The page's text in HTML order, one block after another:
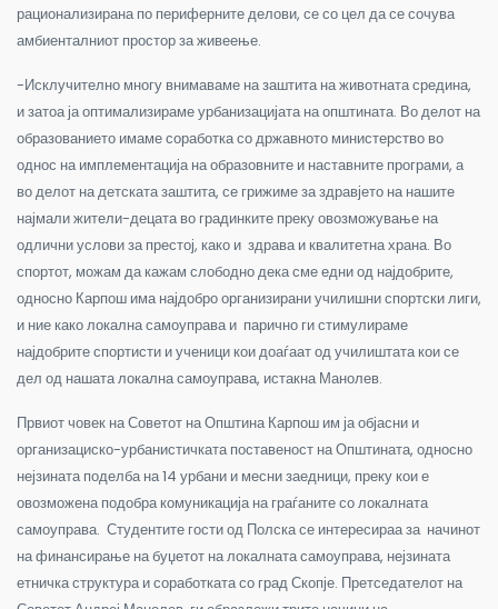
рационализирана по периферните делови, се со цел да се сочува
амбиенталниот простор за живеење.
-Исклучително многу внимаваме на заштита на животната средина,
и затоа ја оптимализираме урбанизацијата на општината. Во делот на
образованието имаме соработка со државното министерство во
однос на имплементација на образовните и наставните програми, а
во делот на детската заштита, се грижиме за здравјето на нашите
најмали жители-децата во градинките преку овозможување на
одлични услови за престој, како и здрава и квалитетна храна. Во
спортот, можам да кажам слободно дека сме едни од најдобрите,
односно Карпош има најдобро организирани училишни спортски лиги,
и ние како локална самоуправа и парично ги стимулираме
најдобрите спортисти и ученици кои доаѓаат од училиштата кои се
дел од нашата локална самоуправа, истакна Манолев.
Првиот човек на Советот на Општина Карпош им ја објасни и
организациско-урбанистичката поставеност на Општината, односно
нејзината поделба на 14 урбани и месни заедници, преку кои е
овозможена подобра комуникација на граѓаните со локалната
самоуправа. Студентите гости од Полска се интересираа за начинот
на финансирање на буџетот на локалната самоуправа, нејзината
етничка структура и соработката со град Скопје. Претседателот на